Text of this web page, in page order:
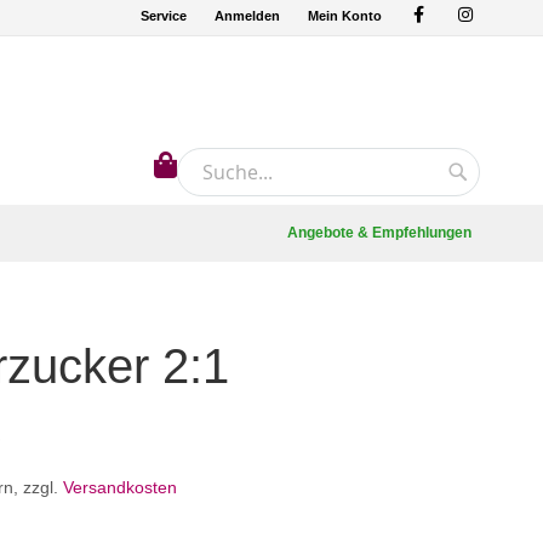
Service Anmelden Mein Konto
Suche
Mein Warenkorb
Angebote & Empfehlungen
2:1
zzgl. Versandkosten